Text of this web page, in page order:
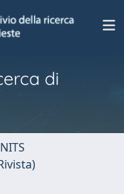
di